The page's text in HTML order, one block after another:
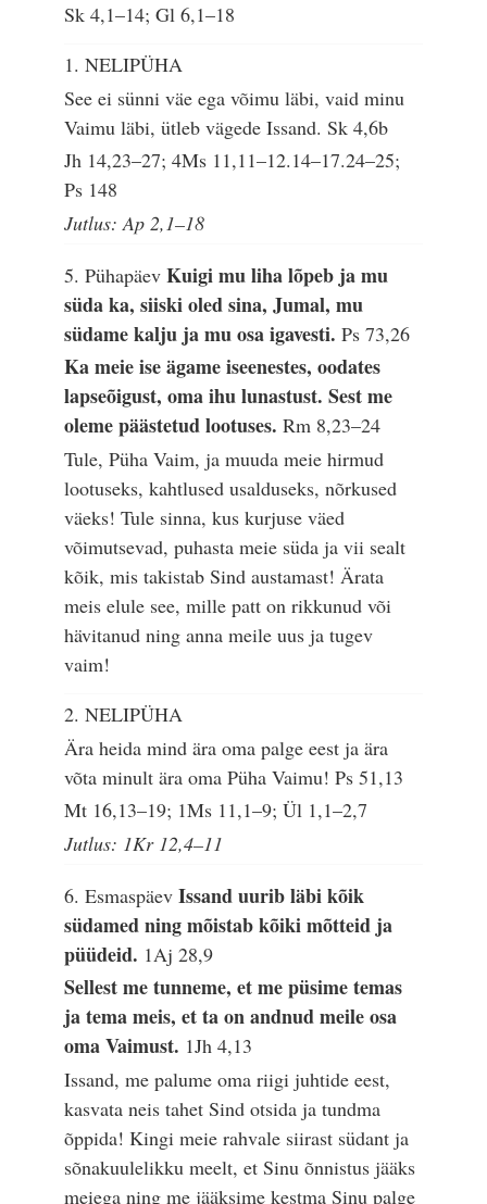
Sk 4,1–14; Gl 6,1–18
1. NELIPÜHA
See ei sünni väe ega võimu läbi, vaid minu
Vaimu läbi, ütleb vägede Issand.Sk 4,6b
Jh 14,23–27; 4Ms 11,11–12.14–17.24–25;
Ps 148
Jutlus: Ap 2,1–18
5. PühapäevKuigi mu liha lõpeb ja mu
süda ka, siiski oled sina, Jumal, mu
südame kalju ja mu osa igavesti.Ps 73,26
Ka meie ise ägame iseenestes, oodates
lapseõigust, oma ihu lunastust. Sest me
oleme päästetud lootuses.Rm 8,23–24
Tule, Püha Vaim, ja muuda meie hirmud
lootuseks, kahtlused usalduseks, nõrkused
väeks! Tule sinna, kus kurjuse väed
võimutsevad, puhasta meie süda ja vii sealt
kõik, mis takistab Sind austamast! Ärata
meis elule see, mille patt on rikkunud või
hävitanud ning anna meile uus ja tugev
vaim!
2. NELIPÜHA
Ära heida mind ära oma palge eest ja ära
võta minult ära oma Püha Vaimu!Ps 51,13
Mt 16,13–19; 1Ms 11,1–9; Ül 1,1–2,7
Jutlus: 1Kr 12,4–11
6. EsmaspäevIssand uurib läbi kõik
südamed ning mõistab kõiki mõtteid ja
püüdeid. 1Aj 28,9
Sellest me tunneme, et me püsime temas
ja tema meis, et ta on andnud meile osa
oma Vaimust. 1Jh 4,13
Issand, me palume oma riigi juhtide eest,
kasvata neis tahet Sind otsida ja tundma
õppida! Kingi meie rahvale siirast südant ja
sõnakuulelikku meelt, et Sinu õnnistus jääks
meiega ning me jääksime kestma Sinu palge